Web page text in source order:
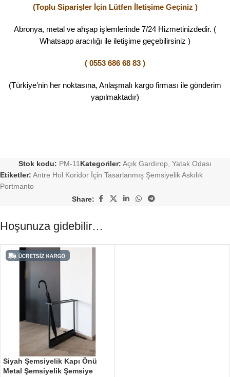
(Toplu Siparişler İçin Lütfen İletişime Geçiniz )
Abronya, metal ve ahşap işlemlerinde 7/24 Hizmetinizdedir. (
Whatsapp aracılığı ile iletişime geçebilirsiniz )
( 0553 686 68 83 )
(Türkiye’nin her noktasına, Anlaşmalı kargo firması ile gönderim
yapılmaktadır)
Stok kodu: PM-11Kategoriler: Açık Gardırop, Yatak Odası
Etiketler: Antre Hol Koridor İçin Tasarlanmış Şemsiyelik Askılık
Portmanto
Share:
Hoşunuza gidebilir…
Siyah Şemsiyelik Kapı Önü
Metal Şemsiyelik Şemsiye